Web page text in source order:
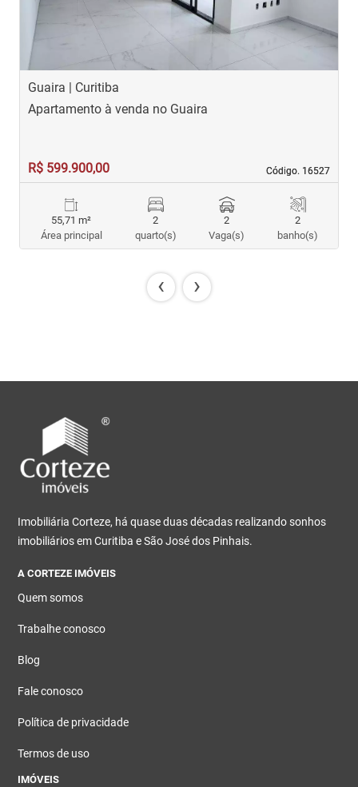
Guaira | Curitiba
Código. 16527
Código. 16527
Apartamento à venda no Guaira
R$ 599.900,00
55,71 m²
Área principal
2
quarto(s)
2
Vaga(s)
2
banho(s)
‹ ›
Imobiliária Corteze, há quase duas décadas realizando sonhos
imobiliários em Curitiba e São José dos Pinhais.
A CORTEZE IMÓVEIS
Quem somos
Trabalhe conosco
Blog
Fale conosco
Política de privacidade
Termos de uso
IMÓVEIS